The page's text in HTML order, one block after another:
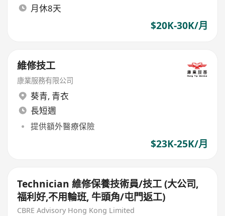
月休8天
$20K-30K/月
維修技工
康業服務有限公司
葵青, 青衣
長短週
提供額外醫療保險
$23K-25K/月
Technician 維修保養技術員/技工 (大公司,
福利好,不用輪班, 牛頭角/屯門返工)
CBRE Advisory Hong Kong Limited